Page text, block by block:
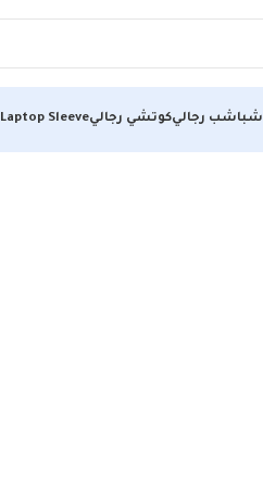
شباشب رجاليكوتشي رجاليLaptop Sleeve